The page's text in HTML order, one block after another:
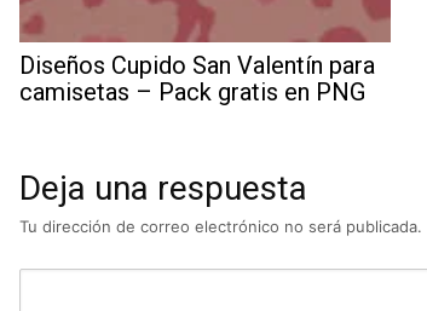
Diseños Cupido San Valentín para
camisetas – Pack gratis en PNG
Deja una respuesta
Tu dirección de correo electrónico no será publicada.